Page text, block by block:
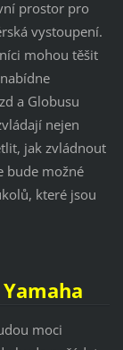
prostor pro
vystoupení.
mohou těšit
a Globusu
nejen
jak zvládnout
bude možné
které jsou
moci